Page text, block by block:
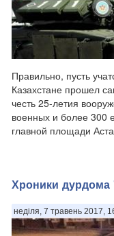
Правильно, пусть
Казахстане прошел
честь 25-летия
военных и более 300
главной площади
Хроники дурдома
неділя, 7 травень 2017,